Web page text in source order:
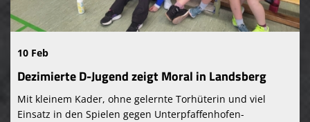
10 Feb
Dezimierte D-Jugend zeigt Moral in Landsberg
Mit kleinem Kader, ohne gelernte Torhüterin und viel
Einsatz in den Spielen gegen Unterpfaffenhofen-